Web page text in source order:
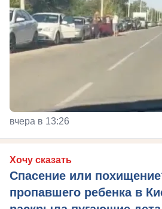
вчера в 13:26
Хочу сказать
Спасение или
пропавшего ребенка в